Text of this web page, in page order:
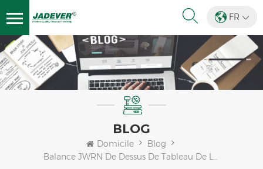
FR
BLOG
Domicile
Blog
Balance JWRN De Dessus De Tableau De LED Rouge De La Chine Avec La Fonction De Compte Simple